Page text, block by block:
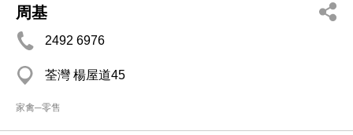
周基
2492 6976
荃灣 楊屋道45
家禽─零售